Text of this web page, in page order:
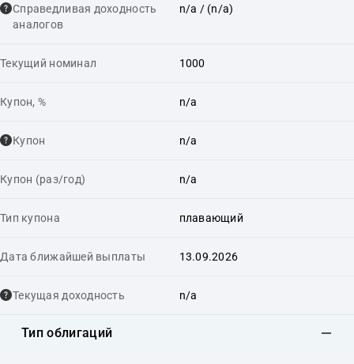
Справедливая доходность
аналогов
n/a / (n/a)
Текущий номинал 1000
Купон, % n/a
Купон n/a
Купон (раз/год) n/a
Тип купона плавающий
Дата ближайшей выплаты 13.09.2026
Текущая доходность n/a
Тип облигаций